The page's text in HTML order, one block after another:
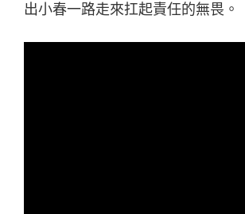
出小春一路走來扛起責任的無畏。